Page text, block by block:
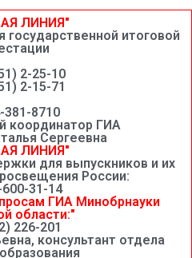
ЛИНИЯ"
итоговой
2-25-10
2-15-71
381-8710
координатор ГИА
Сергеевна
ЛИНИЯ"
для выпускников и их
России:
31-14
ГИА Минобрнауки
области:"
226-201
консультант отдела